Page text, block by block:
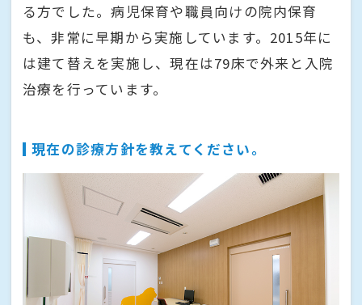
る方でした。病児保育や職員向けの院内保育
も、非常に早期から実施しています。2015年に
は建て替えを実施し、現在は79床で外来と入院
治療を行っています。
現在の診療方針を教えてください。